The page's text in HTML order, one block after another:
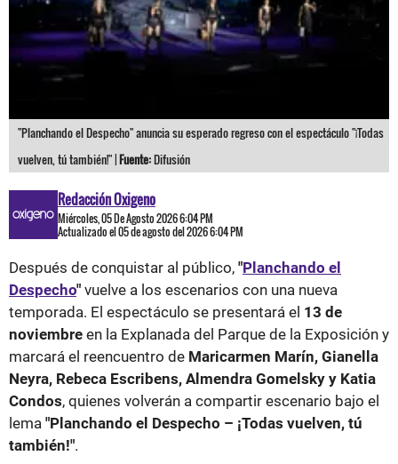
"Planchando el Despecho" anuncia su esperado regreso con el espectáculo "¡Todas
vuelven, tú también!" |Fuente:Difusión
Redacción Oxigeno
Miércoles, 05 De Agosto 2026 6:04 PM
Actualizado el 05 de agosto del 2026 6:04 PM
Después de conquistar al público, "Planchando el
Despecho" vuelve a los escenarios con una nueva
temporada. El espectáculo se presentará el 13 de
noviembre en la Explanada del Parque de la Exposición y
marcará el reencuentro de Maricarmen Marín, Gianella
Neyra, Rebeca Escribens, Almendra Gomelsky y Katia
Condos, quienes volverán a compartir escenario bajo el
lema "Planchando el Despecho – ¡Todas vuelven, tú
también!".